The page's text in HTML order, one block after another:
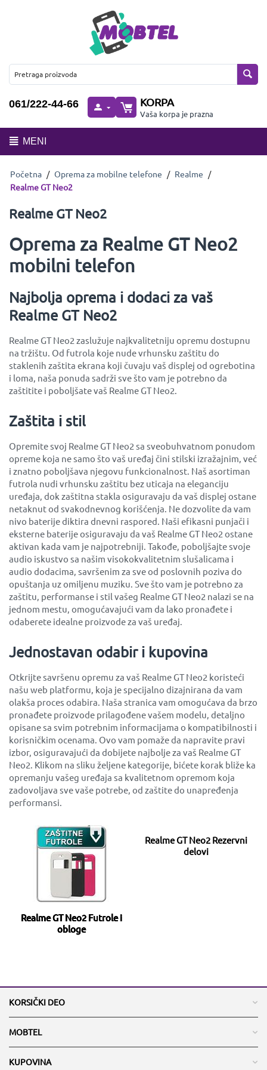
061/222-44-66 KORPA
Vaša korpa je prazna
MENI
Početna / Oprema za mobilne telefone / Realme /
Realme GT Neo2
Realme GT Neo2
Oprema za Realme GT Neo2
mobilni telefon
Najbolja oprema i dodaci za vaš
Realme GT Neo2
Realme GT Neo2 zaslužuje najkvalitetniju opremu dostupnu
na tržištu. Od futrola koje nude vrhunsku zaštitu do
staklenih zaštita ekrana koji čuvaju vaš displej od ogrebotina
i loma, naša ponuda sadrži sve što vam je potrebno da
zaštitite i poboljšate vaš Realme GT Neo2.
Zaštita i stil
Opremite svoj Realme GT Neo2 sa sveobuhvatnom ponudom
opreme koja ne samo što vaš uređaj čini stilski izražajnim, već
i znatno poboljšava njegovu funkcionalnost. Naš asortiman
futrola nudi vrhunsku zaštitu bez uticaja na eleganciju
uređaja, dok zaštitna stakla osiguravaju da vaš displej ostane
netaknut od svakodnevnog korišćenja. Ne dozvolite da vam
nivo baterije diktira dnevni raspored. Naši efikasni punjači i
eksterne baterije osiguravaju da vaš Realme GT Neo2 ostane
aktivan kada vam je najpotrebniji. Takođe, poboljšajte svoje
audio iskustvo sa našim visokokvalitetnim slušalicama i
audio dodacima, savršenim za sve od poslovnih poziva do
opuštanja uz omiljenu muziku. Sve što vam je potrebno za
zaštitu, performanse i stil vašeg Realme GT Neo2 nalazi se na
jednom mestu, omogućavajući vam da lako pronađete i
odaberete idealne proizvode za vaš uređaj.
Jednostavan odabir i kupovina
Otkrijte savršenu opremu za vaš Realme GT Neo2 koristeći
našu web platformu, koja je specijalno dizajnirana da vam
olakša proces odabira. Naša stranica vam omogućava da brzo
pronađete proizvode prilagođene vašem modelu, detaljno
opisane sa svim potrebnim informacijama o kompatibilnosti i
korisničkim ocenama. Ovo vam pomaže da napravite pravi
izbor, osiguravajući da dobijete najbolje za vaš Realme GT
Neo2. Klikom na sliku željene kategorije, bićete korak bliže ka
opremanju vašeg uređaja sa kvalitetnom opremom koja
zadovoljava sve vaše potrebe, od zaštite do unapređenja
performansi.
Realme GT Neo2 Futrole i
obloge
Realme GT Neo2 Rezervni
delovi
KORSIČKI DEO
MOBTEL
KUPOVINA